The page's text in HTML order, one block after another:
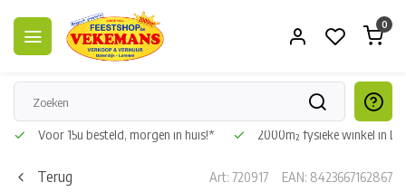
0
Voor 15u besteld, morgen in huis!* 2000m² fysieke winkel in
Terug Art: 720917 EAN: 8423667162867